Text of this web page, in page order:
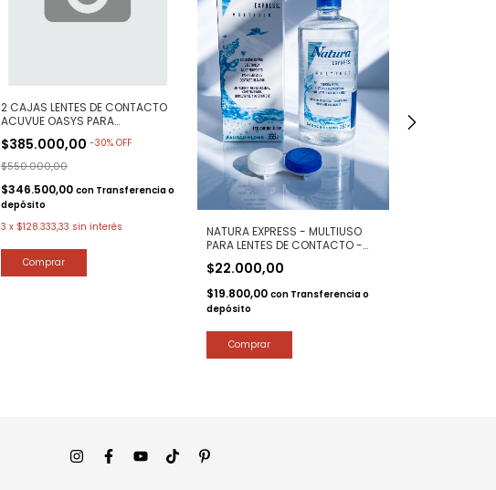
2 CAJAS LENTES DE CONTACTO
ACUVUE OASYS PARA
ASTIGMATISMO
$385.000,00 -30% OFF
$550.000,00
$346.500,00 con Transferencia o
depósito
3 x $128.333,33 sin interés
NATURA EXPRESS - MULTIUSO
PARA LENTES DE CONTACTO -
$22.000,00
$19.800,00 con Transferencia o
depósito